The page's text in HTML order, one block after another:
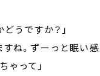
うですか？」
すね。ずーっと眠
ゃって」